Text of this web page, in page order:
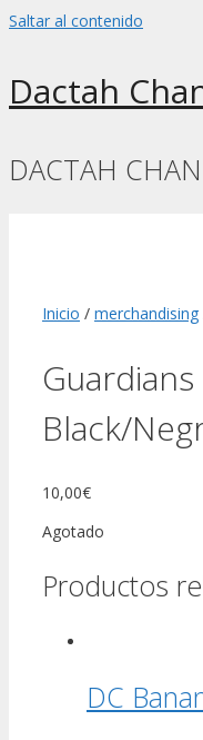
Saltar al contenido
Dactah
DACTAH
Inicio / merchandising
Black/
10,00€
Agotado
Productos
DC